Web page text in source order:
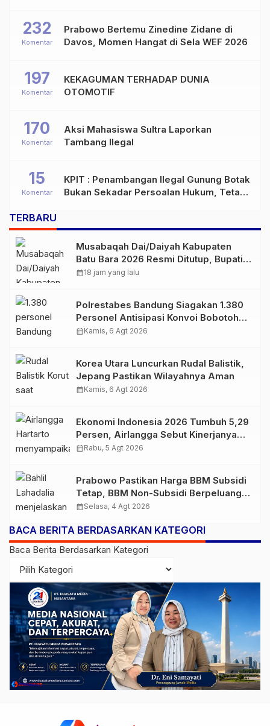
Prabowo Bertemu Zinedine Zidane di
Davos, Momen Hangat di Sela WEF 2026
232
Komentar
KEKAGUMAN TERHADAP DUNIA
OTOMOTIF
197
Komentar
Aksi Mahasiswa Sultra Laporkan
Tambang Ilegal
170
Komentar
KPIT : Penambangan Ilegal Gunung Botak
Bukan Sekadar Persoalan Hukum, Tetapi
15
Komentar
TERBARU
Musabaqah Dai/Daiyah Kabupaten
Batu Bara 2026 Resmi Ditutup, Bupati
Apresiasi Semangat Peserta
calendar_month18 jam yang lalu
Polrestabes Bandung Siagakan 1.380
Personel Antisipasi Konvoi Bobotoh
Usai Final Piala Presiden
calendar_monthKamis, 6 Agt 2026
Korea Utara Luncurkan Rudal Balistik,
Jepang Pastikan Wilayahnya Aman
calendar_monthKamis, 6 Agt 2026
Ekonomi Indonesia 2026 Tumbuh 5,29
Persen, Airlangga Sebut Kinerjanya
Lampaui Rata-Rata Global
calendar_monthRabu, 5 Agt 2026
Prabowo Pastikan Harga BBM Subsidi
Tetap, BBM Non-Subsidi Berpeluang
Turun
calendar_monthSelasa, 4 Agt 2026
BACA BERITA BERDASARKAN KATEGORI
Baca Berita Berdasarkan Kategori